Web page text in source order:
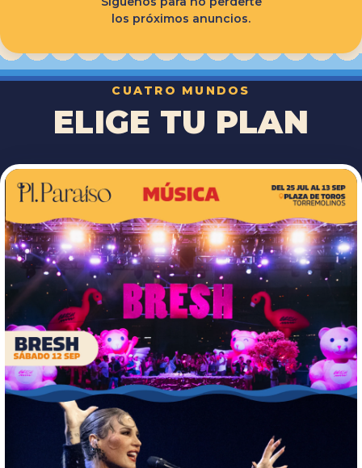
los próximos anuncios.
CUATRO MUNDOS
ELIGE TU PLAN